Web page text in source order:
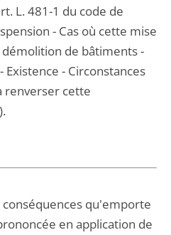
L. 481-1 du code de
- Cas où cette mise
de bâtiments -
- Circonstances
renverser cette
conséquences qu'emporte
en application de